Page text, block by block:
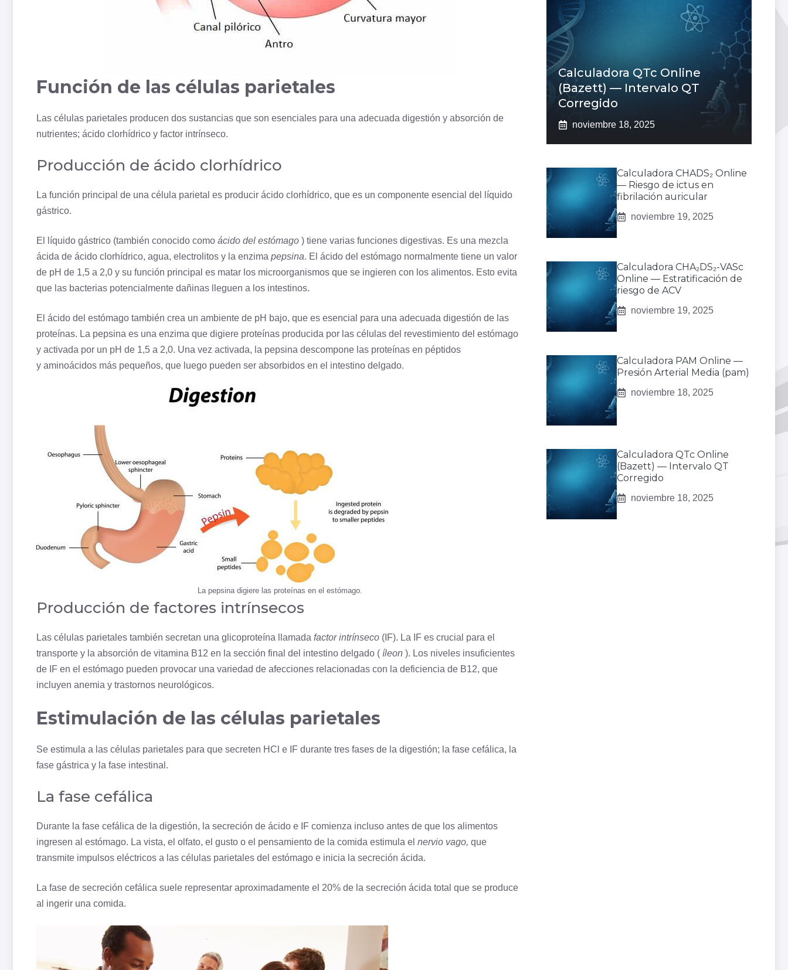
Función de las células parietales
Las células parietales producen dos sustancias que son esenciales para una adecuada digestión y absorción de
nutrientes; ácido clorhídrico y factor intrínseco.
Producción de ácido clorhídrico
La función principal de una célula parietal es producir ácido clorhídrico, que es un componente esencial del líquido
gástrico.
El líquido gástrico (también conocido como ácido del estómago ) tiene varias funciones digestivas. Es una mezcla
ácida de ácido clorhídrico, agua, electrolitos y la enzima pepsina. El ácido del estómago normalmente tiene un valor
de pH de 1,5 a 2,0 y su función principal es matar los microorganismos que se ingieren con los alimentos. Esto evita
que las bacterias potencialmente dañinas lleguen a los intestinos.
El ácido del estómago también crea un ambiente de pH bajo, que es esencial para una adecuada digestión de las
proteínas. La pepsina es una enzima que digiere proteínas producida por las células del revestimiento del estómago
y activada por un pH de 1,5 a 2,0. Una vez activada, la pepsina descompone las proteínas en péptidos
y aminoácidos más pequeños, que luego pueden ser absorbidos en el intestino delgado.
La pepsina digiere las proteínas en el estómago.
Producción de factores intrínsecos
Las células parietales también secretan una glicoproteína llamada factor intrínseco (IF). La IF es crucial para el
transporte y la absorción de vitamina B12 en la sección final del intestino delgado ( íleon ). Los niveles insuficientes
de IF en el estómago pueden provocar una variedad de afecciones relacionadas con la deficiencia de B12, que
incluyen anemia y trastornos neurológicos.
Estimulación de las células parietales
Se estimula a las células parietales para que secreten HCl e IF durante tres fases de la digestión; la fase cefálica, la
fase gástrica y la fase intestinal.
La fase cefálica
Durante la fase cefálica de la digestión, la secreción de ácido e IF comienza incluso antes de que los alimentos
ingresen al estómago. La vista, el olfato, el gusto o el pensamiento de la comida estimula el nervio vago, que
transmite impulsos eléctricos a las células parietales del estómago e inicia la secreción ácida.
La fase de secreción cefálica suele representar aproximadamente el 20% de la secreción ácida total que se produce
al ingerir una comida.
Calculadora QTc Online
(Bazett) — Intervalo QT
Corregido
noviembre 18, 2025
Calculadora CHADS₂ Online
— Riesgo de ictus en
fibrilación auricular
noviembre 19, 2025
Calculadora CHA₂DS₂-VASc
Online — Estratificación de
riesgo de ACV
noviembre 19, 2025
Calculadora PAM Online —
Presión Arterial Media (pam)
noviembre 18, 2025
Calculadora QTc Online
(Bazett) — Intervalo QT
Corregido
noviembre 18, 2025